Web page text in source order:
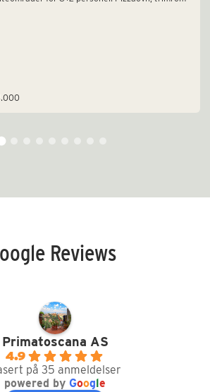
Reviews
Primatoscana AS
4.9
på 35 anmeldelser
powered by Google